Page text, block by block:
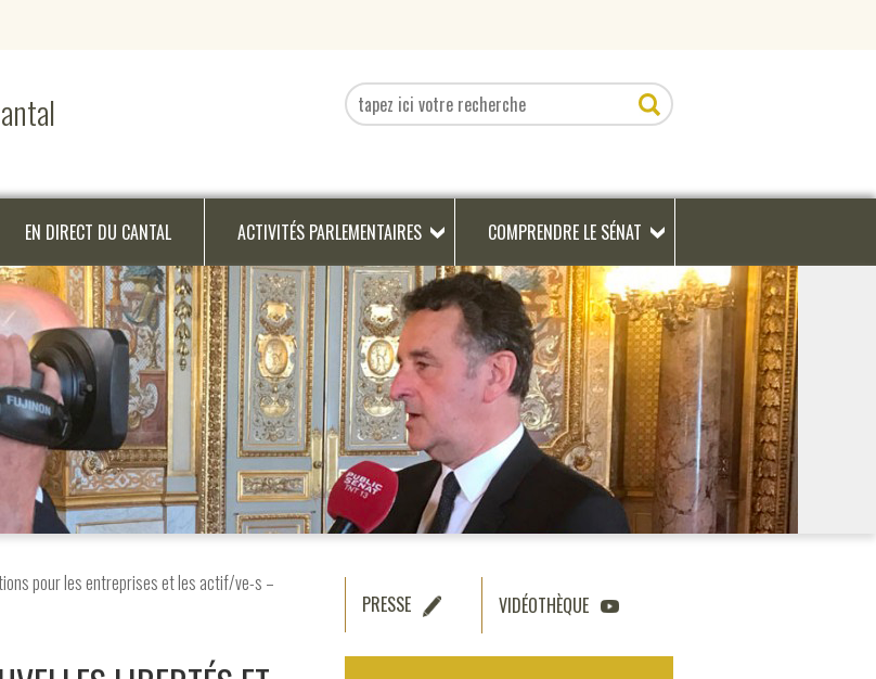
EN DIRECT DU CANTAL ACTIVITÉS PARLEMENTAIRES COMPRENDRE LE SÉNAT
pour les entreprises et les actif/ve-s –
PRESSE VIDÉOTHÈQUE